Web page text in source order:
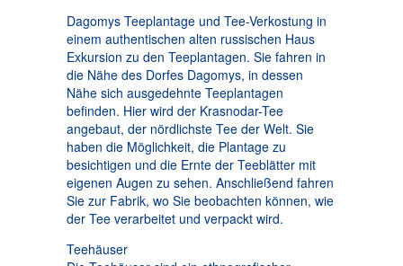
Dagomys Teeplantage und Tee-Verkostung in
einem authentischen alten russischen Haus
Exkursion zu den Teeplantagen. Sie fahren in
die Nähe des Dorfes Dagomys, in dessen
Nähe sich ausgedehnte Teeplantagen
befinden. Hier wird der Krasnodar-Tee
angebaut, der nördlichste Tee der Welt. Sie
haben die Möglichkeit, die Plantage zu
besichtigen und die Ernte der Teeblätter mit
eigenen Augen zu sehen. Anschließend fahren
Sie zur Fabrik, wo Sie beobachten können, wie
der Tee verarbeitet und verpackt wird.
Teehäuser